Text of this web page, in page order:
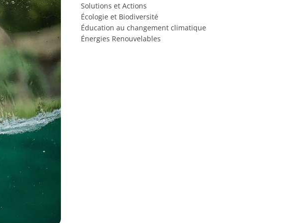
Solutions et Actions
Écologie et Biodiversité
Éducation au changement climatique
Énergies Renouvelables